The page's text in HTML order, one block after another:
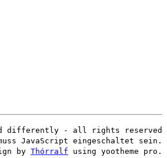
differently - all rights reserved
JavaScript eingeschaltet sein.
by Thórralf using yootheme pro.